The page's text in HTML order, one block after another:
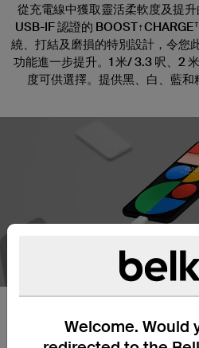
Welcome. Would
從充電線中獲取靈活柔軟度及提
USB-IF 認證的
繞、打結及磨損的特別設計，令您
功能進一步提升。1 米/ 3.3 呎、2
度可供選擇。提供黑、白、藍和
耐用程度提高 25